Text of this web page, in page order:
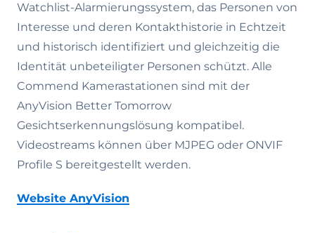
Watchlist-Alarmierungssystem, das Personen von
Interesse und deren Kontakthistorie in Echtzeit
und historisch identifiziert und gleichzeitig die
Identität unbeteiligter Personen schützt. Alle
Commend Kamerastationen sind mit der
AnyVision Better Tomorrow
Gesichtserkennungslösung kompatibel.
Videostreams können über MJPEG oder ONVIF
Profile S bereitgestellt werden.
Website AnyVision